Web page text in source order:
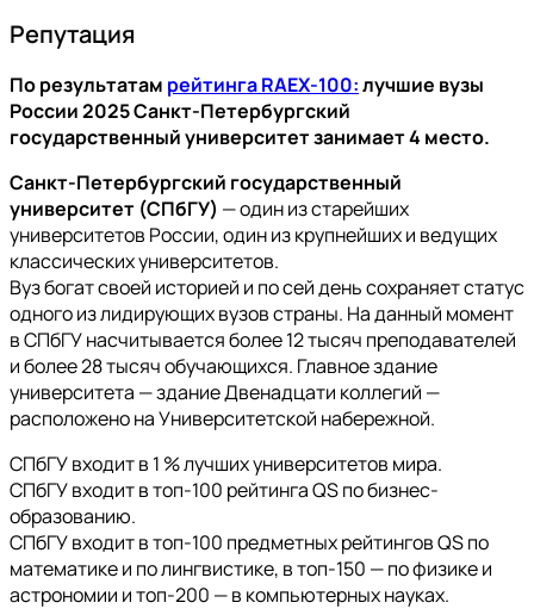
Репутация
По результатам рейтинга RAEX-100:лучшие вузы
России 2025 Санкт-Петербургский
государственный университет занимает 4 место.
Санкт-Петербургский государственный
университет (СПбГУ) — один из старейших
университетов России, один из крупнейших и ведущих
классических университетов.
Вуз богат своей историей и по сей день сохраняет статус
одного из лидирующих вузов страны. На данный момент
в СПбГУ насчитывается более 12 тысяч преподавателей
и более 28 тысяч обучающихся. Главное здание
университета — здание Двенадцати коллегий —
расположено на Университетской набережной.
СПбГУ входит в 1 % лучших университетов мира.
СПбГУ входит в топ-100 рейтинга QS по бизнес-
образованию.
СПбГУ входит в топ-100 предметных рейтингов QS по
математике и по лингвистике, в топ-150 — по физике и
астрономии и топ-200 — в компьютерных науках.